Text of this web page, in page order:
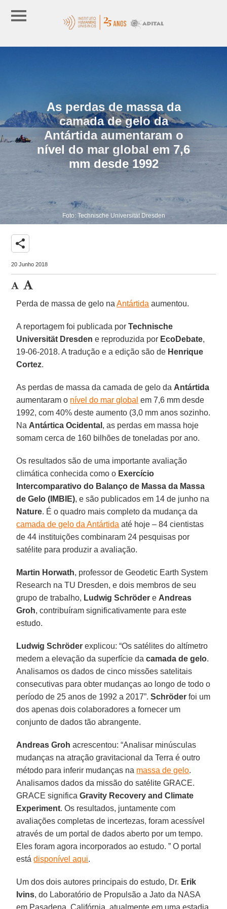
As perdas de massa da
camada de gelo da
Antártida aumentaram o
nível do mar global em 7,6
mm desde 1992
Foto: Technische Universität Dresden
share
20 Junho 2018
Perda de massa de gelo naAntártida aumentou.
A reportagem foi publicada porTechnische
Universität Dresden e reproduzida por EcoDebate,
19-06-2018. A tradução e a edição são de Henrique
Cortez.
As perdas de massa da camada de gelo da Antártida
aumentaram o nível do mar global em 7,6 mm desde
1992, com 40% deste aumento (3,0 mm anos sozinho.
Na Antártica Ocidental , as perdas em massa hoje
somam cerca de 160 bilhões de toneladas por ano.
Os resultados são de uma importante avaliação
climática conhecida como o Exercício
Intercomparativo do Balanço de Massa da Massa
de Gelo (IMBIE), e são publicados em 14 de junho na
Nature. É o quadro mais completo da mudança da
camada de gelo da Antártida até hoje – 84 cientistas
de 44 instituições combinaram 24 pesquisas por
satélite para produzir a avaliação.
Martin Horwath, professor de Geodetic Earth System
Research na TU Dresden, e dois membros de seu
grupo de trabalho, Ludwig Schröder e Andreas
Groh, contribuíram significativamente para este
estudo.
Ludwig Schröder explicou: “Os satélites do altímetro
medem a elevação da superfície dacamada de gelo.
Analisamos os dados de cinco missões satelitais
consecutivas para obter mudanças ao longo de todo o
período de 25 anos de 1992 a 2017”.Schröder foi um
dos apenas dois colaboradores a fornecer um
conjunto de dados tão abrangente.
Andreas Groh acrescentou: “Analisar minúsculas
mudanças na atração gravitacional da Terra é outro
método para inferir mudanças na massa de gelo.
Analisamos dados da missão do satélite GRACE.
GRACE significaGravity Recovery and Climate
Experiment. Os resultados, juntamente com
avaliações completas de incertezas, foram acessível
através de um portal de dados aberto por um tempo.
Eles foram agora incorporados ao estudo. ” O portal
estádisponível aqui.
Um dos dois autores principais do estudo, Dr. Erik
Ivins, do Laboratório de Propulsão a Jato da NASA
em Pasadena, Califórnia, atualmente em uma estadia